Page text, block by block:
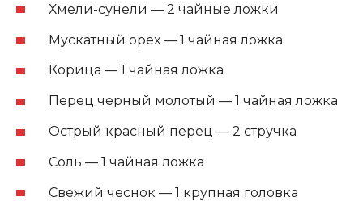
Хмели-сунели — 2 чайные ложки
Мускатный орех — 1 чайная ложка
Корица — 1 чайная ложка
Перец черный молотый — 1 чайная ложка
Острый красный перец — 2 стручка
Соль — 1 чайная ложка
Свежий чеснок — 1 крупная головка